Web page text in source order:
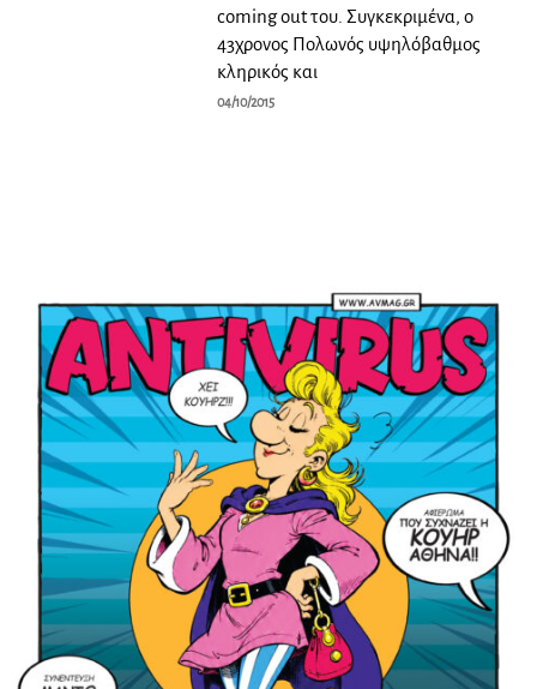
coming out του. Συγκεκριμένα, ο
43χρονος Πολωνός υψηλόβαθμος
κληρικός και
04/10/2015